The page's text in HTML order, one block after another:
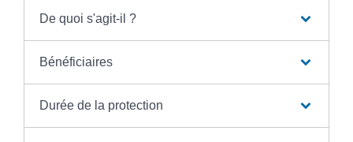
De quoi s'agit-il ?
Bénéficiaires
Durée de la protection